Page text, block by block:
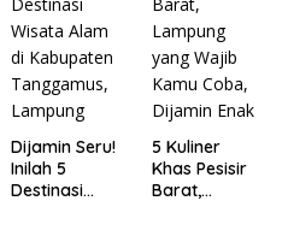
Dijamin Seru!
Inilah 5
Destinasi
5 Kuliner
Khas Pesisir
Barat,